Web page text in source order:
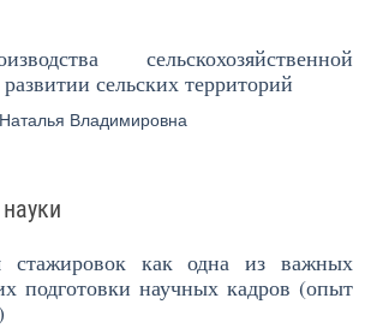
сельскохозяйственной
сельских территорий
Владимировна
стажировок как одна из важных
подготовки научных кадров (опыт